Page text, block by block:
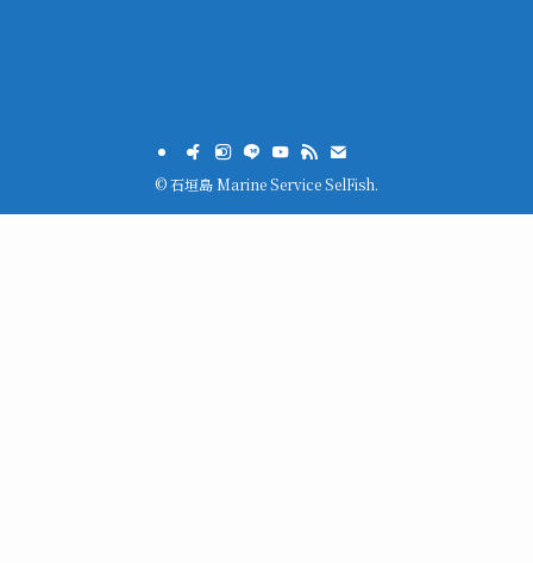
©石垣島 Marine Service SelFish.